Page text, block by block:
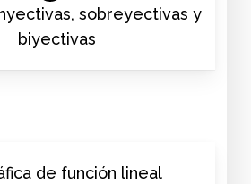
Videosobreyectivas y
biyectivas
de función lineal